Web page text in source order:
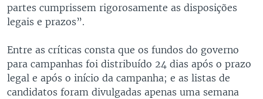
partes cumprissem rigorosamente as disposições
legais e prazos”.
Entre as críticas consta que os fundos do governo
para campanhas foi distribuído 24 dias após o prazo
legal e após o início da campanha; e as listas de
candidatos foram divulgadas apenas uma semana